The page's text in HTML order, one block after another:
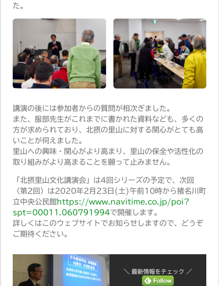
た。
講演の後には参加者からの質問が相次ぎました。
また、服部先生がこれまでに書かれた資料なども、多くの
方が求められており、北摂の里山に対する関心がとても高
いことが伺えました。
里山への興味・関心がより高まり、里山の保全や活性化の
取り組みがより高まることを願って止みません。
「北摂里山文化講演会」は4回シリーズの予定で、次回
（第2回）は2020年2月23日(土)午前10時から猪名川町
立中央公民館https://www.navitime.co.jp/poi?
spt=00011.060791994で開催します。
詳しくはこのウェブサイトでお知らせしますので、どうぞ
ご期待ください。
＼ 最新情報をチェック ／